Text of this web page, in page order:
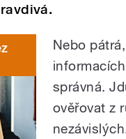
Nebo
správná.
ověřovat z